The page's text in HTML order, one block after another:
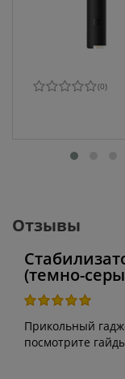
(0)
Отзывы
(темно-
Прикольный
посмотрите